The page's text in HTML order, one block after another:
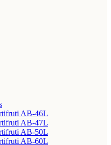
AB-46L
AB-47L
AB-50L
AB-60L